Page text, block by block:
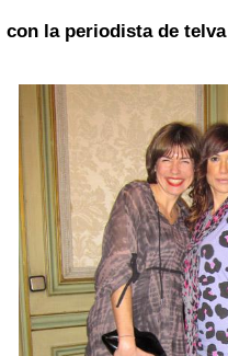
con la periodista de telva